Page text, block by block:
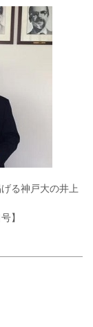
る神戸大の井上
】